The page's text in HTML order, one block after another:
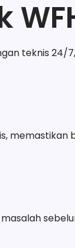
teknis
memastikan